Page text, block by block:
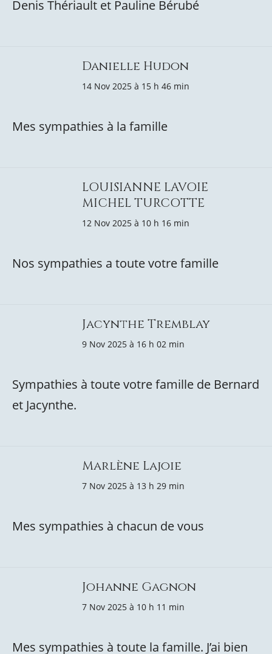
Denis Thériault et Pauline Bérubé
Danielle Hudon
14 Nov 2025 à 15 h 46 min
Mes sympathies à la famille
LOUISIANNE LAVOIE
MICHEL TURCOTTE
12 Nov 2025 à 10 h 16 min
Nos sympathies a toute votre famille
Jacynthe Tremblay
9 Nov 2025 à 16 h 02 min
Sympathies à toute votre famille de Bernard
et Jacynthe.
Marlène Lajoie
7 Nov 2025 à 13 h 29 min
Mes sympathies à chacun de vous
Johanne Gagnon
7 Nov 2025 à 10 h 11 min
Mes sympathies à toute la famille. J’ai bien